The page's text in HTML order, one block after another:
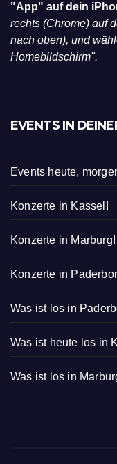
"App" auf dein
rechts (Chrome) auf
nach oben), und
Homebildschirm".
EVENTS IN
Events heute,
Konzerte in Kassel!
Konzerte in Marburg!
Konzerte in
Was ist los in
Was ist heute los in
Was ist los in